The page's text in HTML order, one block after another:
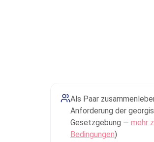
Als Paar
Anforderung der
Gesetzgebung — mehr
Bedingungen)